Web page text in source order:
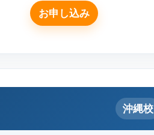
お申し込み
沖縄校